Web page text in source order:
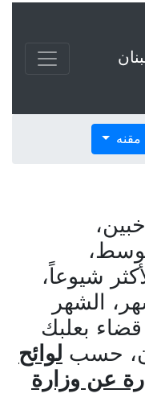
مقنه
شيوعاً،
الشهر
بعلبك
حسب لوائح
عن وزارة